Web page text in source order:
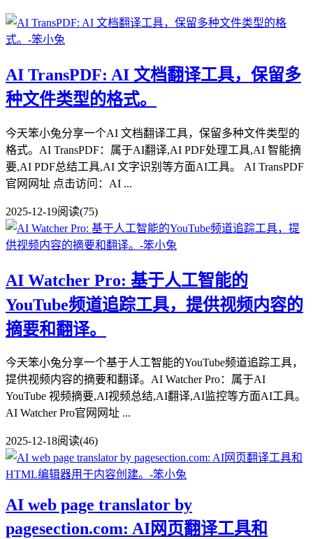
AI TransPDF: AI 文档翻译工具，保留多
种文件类型的格式。
今天笨小兔分享一个AI 文档翻译工具，保留多种文件类型的
格式。AI TransPDF：属于AI翻译,AI PDF处理工具,AI 智能摘
要,AI PDF总结工具,AI 文字识别等方面AI工具。 AI TransPDF
官网网址 点击访问：AI ...
2025-12-19阅读(75)
AI Watcher Pro: 基于人工智能的
YouTube频道追踪工具，提供视频内容的
摘要和翻译。
今天笨小兔分享一个基于人工智能的YouTube频道追踪工具，
提供视频内容的摘要和翻译。AI Watcher Pro：属于AI
YouTube 视频摘要,AI视频总结,AI翻译,AI监控等方面AI工具。
AI Watcher Pro官网网址 ...
2025-12-18阅读(46)
AI web page translator by
pagesection.com: AI网页翻译工具和